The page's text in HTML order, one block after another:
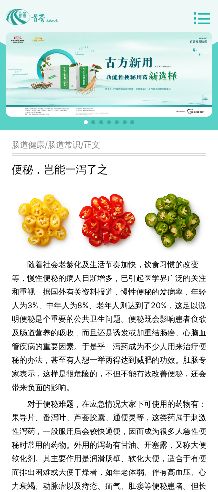
肠道健康/肠道常识/正文
便秘，岂能一泻了之
随着社会老龄化及生活节奏加快，饮食习惯的改变
等，慢性便秘的病人日渐增多，已引起医学界广泛的关注
和重视。据国外有关资料报道，慢性便秘的发病率，年轻
人为3% 、中年人为8% 、老年人则达到了20% ，这足以说
明便秘是个重要的公共卫生问题。便秘既会影响患者食欲
及肠道营养的吸收，而且还是诱发或加重结肠癌、心脑血
管疾病的重要因素。于是乎，泻药成为不少人用来治疗便
秘的办法，甚至有人想一举两得达到减肥的功效。肛肠专
家表示，这样是很危险的，不但不能有效改善便秘，还会
带来负面的影响。
对于便秘难题，在应急情况大家下可使用的药物有：
果导片、番泻叶、芦荟胶囊、通便灵等，这类药属于刺激
性泻药，一般服用后会较快通便，因而成为很多人急性便
秘时常用的药物。外用的泻药有甘油、开塞露，又称大便
软化剂。其主要作用是润滑肠壁、软化大便，适合于有便
而排出困难或大便干燥者，如年老体弱、伴有高血压、心
力衰竭、动脉瘤以及痔疮、疝气、肛瘘等便秘患者。但长